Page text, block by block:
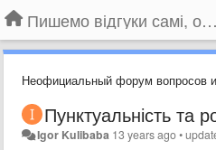
Пишемо відгуки самі, обговорюємо інші ідеї та пропозиції до Громадського Телебачення
Неофициальный форум вопросов
Пунктуальність та
Igor Kulibaba 13 years ago•